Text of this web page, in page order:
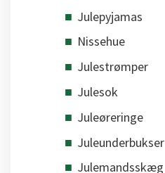
Julepyjamas
Nissehue
Julestrømper
Julesok
Juleøreringe
Juleunderbukser
Julemandsskæg